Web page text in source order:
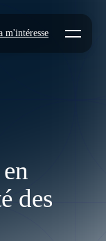
m'intéresse Open
des